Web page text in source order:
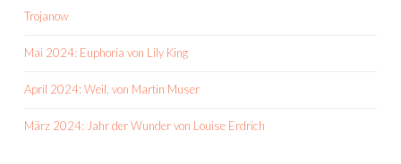
Trojanow
Mai 2024: Euphoria von Lily King
April 2024: Weil. von Martin Muser
März 2024: Jahr der Wunder von Louise Erdrich